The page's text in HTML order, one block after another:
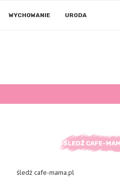
WYCHOWANIE URODA
ŚLEDŹ CAFE-
śledź cafe-mama.pl